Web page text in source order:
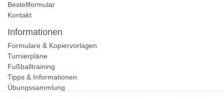
Bestellformular
Kontakt
Informationen
Formulare & Kopiervorlagen
Turnierpläne
Fußballtraining
Tipps & Informationen
Übungssammlung